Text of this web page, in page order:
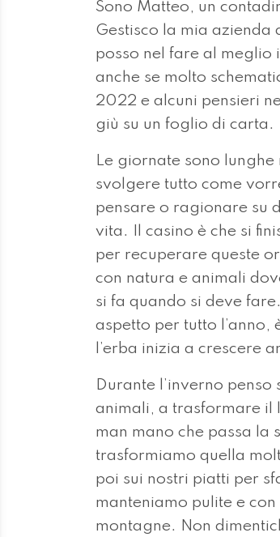
Sono Matteo, un
Gestisco la mia azienda
posso nel fare al meglio
anche se molto
2022 e alcuni pensieri
giù su un foglio di carta.
Le giornate sono
svolgere tutto come
pensare o ragionare su
vita. Il casino è che si
per recuperare queste
con natura e animali
si fa quando si deve
aspetto per tutto l’anno,
l’erba inizia a crescere
Durante l’inverno penso
animali, a trasformare il
man mano che passa la
trasformiamo quella
poi sui nostri piatti per
manteniamo pulite e
montagne. Non